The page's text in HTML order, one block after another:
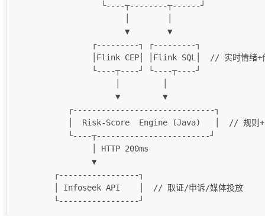
                  └----┬--------┬------┘
                       ▼        ▼
                ┌---------┐ ┌---------┐
│Flink CEP│ │Flink SQL│  // 实时情绪+
                └----┬----┘ └----┬----┘
                     ▼         ▼
           ┌------------------------------┐
│  Risk-Score  Engine (Java)   │  // 规则
           └----┬------------------------┘
                │ HTTP 200ms
                ▼
        ┌-----------------┐
        │ Infoseek API    │  // 取证/申诉/媒体投放
        └-----------------┘